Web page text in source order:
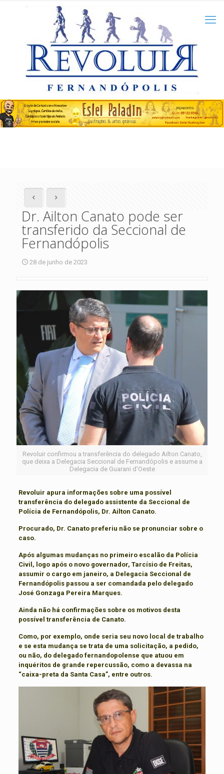
Dr. Ailton Canato pode ser
transferido da Seccional de
Fernandópolis
28 de junho de 2023
Revoluir confirmou a transferência do delegado Ailton Canato,
que deixa a Delegacia Seccional de Fernandópolis e assume a
Delegacia de Guarani d'Oeste
Revoluir apura informações sobre uma possível
transferência do delegado assistente da Seccional de
Polícia de Fernandópolis, Dr. Ailton Canato.
Procurado, Dr. Canato preferiu não se pronunciar sobre o
caso.
Após algumas mudanças no primeiro escalão da Polícia
Civil, logo após o novo governador, Tarcísio de Freitas,
assumir o cargo em janeiro, a Delegacia Seccional de
Fernandópolis passou a ser comandada pelo delegado
José Gonzaga Pereira Marques.
Ainda não há confirmações sobre os motivos desta
possível transferência de Canato.
Como, por exemplo, onde seria seu novo local de trabalho
e se esta mudança se trata de uma solicitação, a pedido,
ou não, do delegado fernandopolense que atuou em
inquéritos de grande repercussão, como a devassa na
“caixa-preta da Santa Casa”, entre outros.